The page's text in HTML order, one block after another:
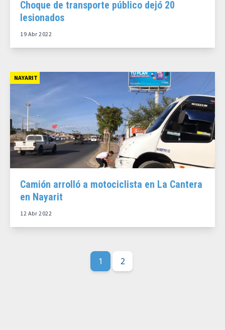
Choque de transporte público dejó 20
lesionados
19 Abr 2022
NAYARIT
Camión arrolló a motociclista en La Cantera
en Nayarit
12 Abr 2022
1 2